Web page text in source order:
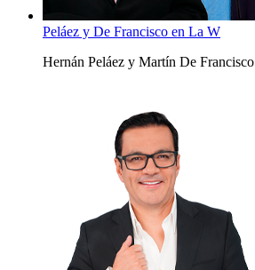
Peláez y De Francisco en La W
Hernán Peláez y Martín De Francisco